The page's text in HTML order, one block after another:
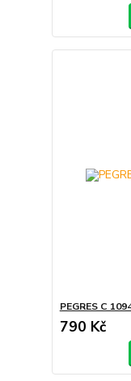
PEGRES C
790 Kč